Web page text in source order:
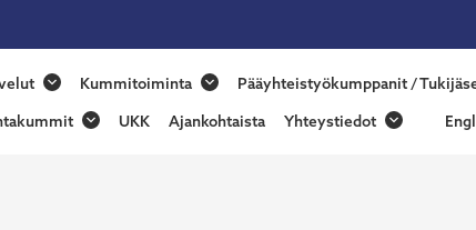
Kummitoiminta Pääyhteistyökumppanit /
UKK Ajankohtaista Yhteystiedot